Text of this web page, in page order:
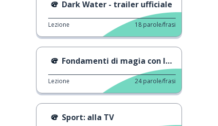
Dark Water - trailer ufficiale
Lezione 18 parole/frasi
Fondamenti di magia con le carte
Lezione 24 parole/frasi
Sport: alla TV